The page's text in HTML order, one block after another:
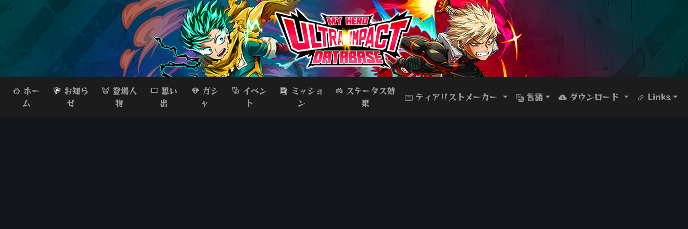
ホー
ム
お知ら
せ
登場人
物
思い
出
ガシ
ャ
イベン
ト
ミッショ
ン
ステータス効
果
ティアリストメーカー 言語 ダウンロード Links